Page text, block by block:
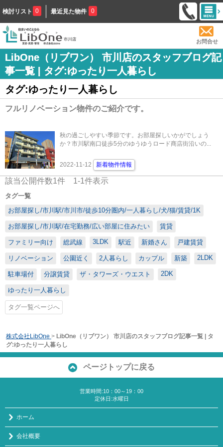
検討リスト 0 最近見た物件 0
お問合せ
LibOne（リブワン） 市川店のスタッフブログ記
事一覧 | タグ:ゆったり一人暮らし
タグ:ゆったり一人暮らし
フルリノベーション物件のご紹介です。
秋の過ごしやすい季節です。お部屋探しいかがでしょう
か？市川駅南口徒歩5分のゆうゆうロード商店街沿いの...
2022-11-12 新着物件情報
該当公開件数1件 1-1件表示
タグ一覧
お部屋探し/市川駅/市川市/徒歩10分圏内/一人暮らし/犬/猫/賃貸/1K
お部屋探し/市川駅/在宅勤務/広い部屋に住みたい 賃貸
ファミリー向け 総武線 3LDK 駅近 新婚さん 戸建賃貸
リノベーション 公園近く 2人暮らし カップル 新築 2LDK
駐車場付 分譲賃貸 ザ・タワーズ・ウエスト 2DK
ゆったり一人暮らし
タグ一覧ページへ
株式会社LibOne > LibOne（リブワン） 市川店のスタッフブログ記事一覧 | タ
グ:ゆったり一人暮らし
ページトップに戻る
営業時間:10：00～19：00
定休日:水曜日
ホーム
会社概要